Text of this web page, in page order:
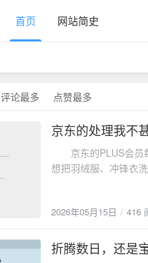
首页 网站简史
评论最多 点赞最多
2026-05-15
京东的处理我不
京东的PLUS会员
想把羽绒服、冲锋衣洗
2026年05月15日 416
2026-04-15
折腾数日，还是